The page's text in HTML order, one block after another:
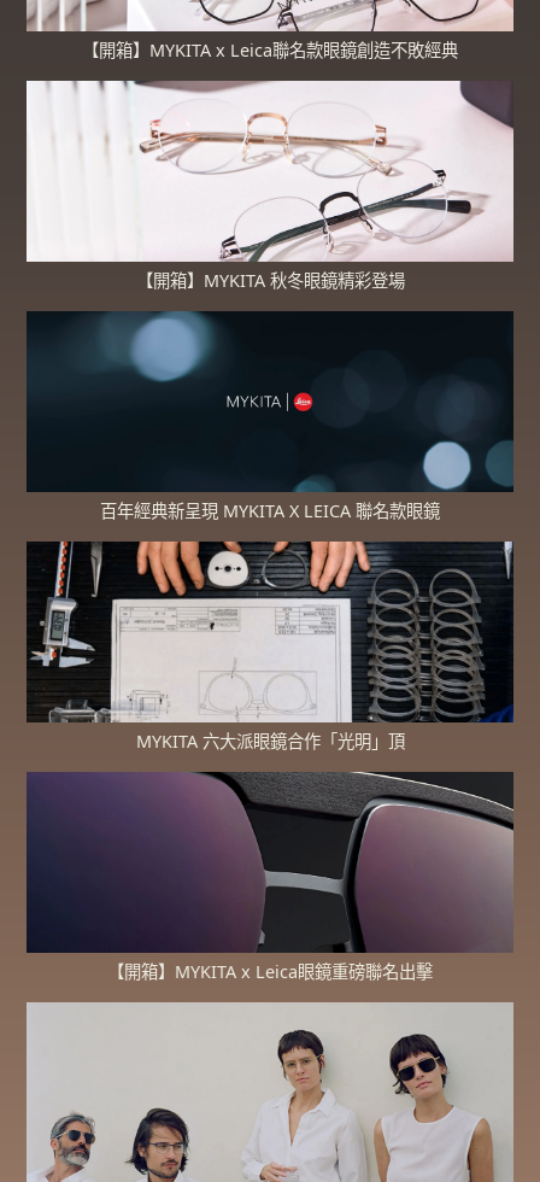
【開箱】MYKITA x Leica聯名款眼鏡創造不敗經典
【開箱】MYKITA 秋冬眼鏡精彩登場
百年經典新呈現 MYKITA X LEICA 聯名款眼鏡
MYKITA 六大派眼鏡合作「光明」頂
【開箱】MYKITA x Leica眼鏡重磅聯名出擊